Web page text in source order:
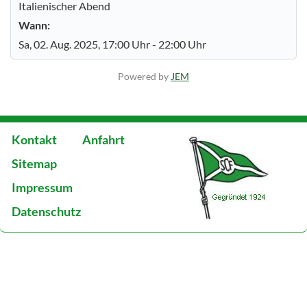
Italienischer Abend
Wann:
Sa, 02. Aug. 2025, 17:00 Uhr- 22:00 Uhr
Powered by JEM
Kontakt
Anfahrt
Sitemap
Impressum
Datenschutz